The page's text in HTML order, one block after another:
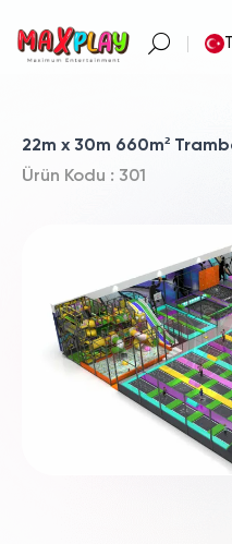
22m x 30m 660m²
Ürün Kodu : 301